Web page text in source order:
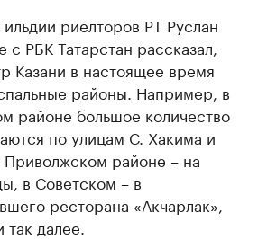
риелторов РТ Руслан
РБК Татарстан рассказал,
Казани в настоящее время
районы. Например, в
районе большое количество
по улицам С. Хакима и
Приволжском районе – на
в Советском – в
ресторана «Акчарлак»,
далее.